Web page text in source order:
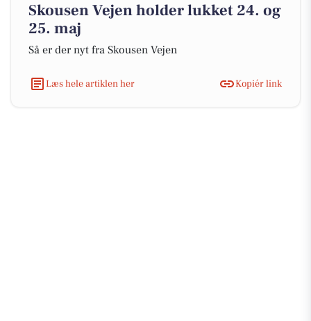
Skousen Vejen holder lukket 24. og
25. maj
Så er der nyt fra Skousen Vejen
Læs hele artiklen her Kopiér link